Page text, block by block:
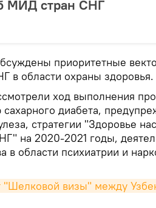
МИД стран СНГ
приоритетные
в области охраны здоровья.
ход выполнения
диабета,
стратегии "Здоровье
на 2020-2021 годы,
в области психиатрии и
визы" между